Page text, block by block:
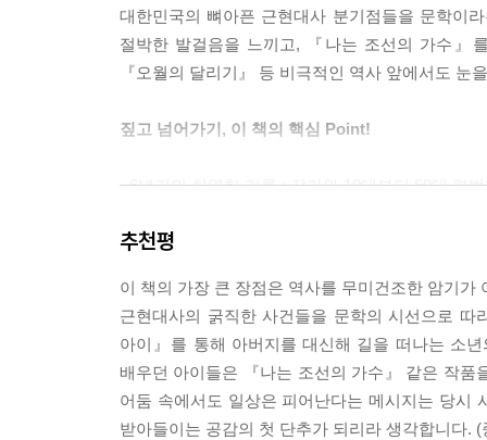
대한민국의 뼈아픈 근현대사 분기점들을 문학이
절박한 발걸음을 느끼고, 『나는 조선의 가수』
『오월의 달리기』 등 비극적인 역사 앞에서도
짚고 넘어가기, 이 책의 핵심 Point!
· 6년간의 치열한 기록 : 작가와 10대부터 60대 평
· 전국역사교사모임 전 대표 추천 : “암기 과목으
추천평
이 책의 가장 큰 장점은 역사를 무미건조한 암기
근현대사의 굵직한 사건들을 문학의 시선으로
아이』를 통해 아버지를 대신해 길을 떠나는 소
배우던 아이들은 『나는 조선의 가수』 같은 작
어둠 속에서도 일상은 피어난다는 메시지는 당시
받아들이는 공감의 첫 단추가 되리라 생각합니다. (